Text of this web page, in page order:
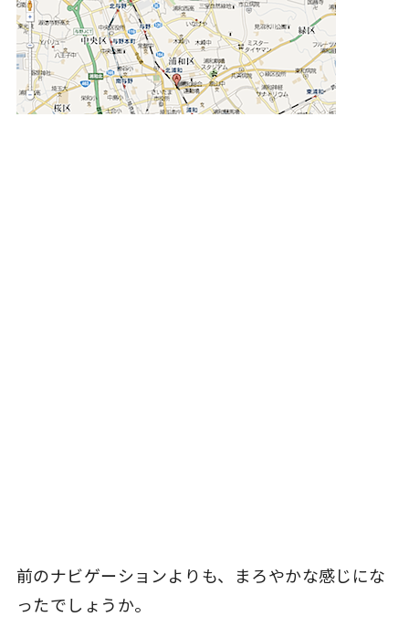
前のナビゲーションよりも、まろやかな感じにな
ったでしょうか。